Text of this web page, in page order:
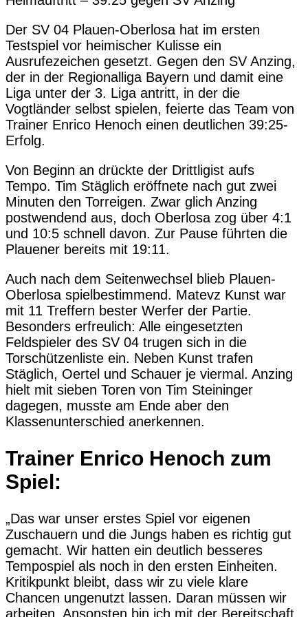
Der SV 04 Plauen-Oberlosa hat im ersten
Testspiel vor heimischer Kulisse ein
Ausrufezeichen gesetzt. Gegen den SV Anzing,
der in der Regionalliga Bayern und damit eine
Liga unter der 3. Liga antritt, in der die
Vogtländer selbst spielen, feierte das Team von
Trainer Enrico Henoch einen deutlichen 39:25-
Erfolg.
Von Beginn an drückte der Drittligist aufs
Tempo. Tim Stäglich eröffnete nach gut zwei
Minuten den Torreigen. Zwar glich Anzing
postwendend aus, doch Oberlosa zog über 4:1
und 10:5 schnell davon. Zur Pause führten die
Plauener bereits mit 19:11.
Auch nach dem Seitenwechsel blieb Plauen-
Oberlosa spielbestimmend. Matevz Kunst war
mit 11 Treffern bester Werfer der Partie.
Besonders erfreulich: Alle eingesetzten
Feldspieler des SV 04 trugen sich in die
Torschützenliste ein. Neben Kunst trafen
Stäglich, Oertel und Schauer je viermal. Anzing
hielt mit sieben Toren von Tim Steininger
dagegen, musste am Ende aber den
Klassenunterschied anerkennen.
Trainer Enrico Henoch zum
Spiel:
„Das war unser erstes Spiel vor eigenen
Zuschauern und die Jungs haben es richtig gut
gemacht. Wir hatten ein deutlich besseres
Tempospiel als noch in den ersten Einheiten.
Kritikpunkt bleibt, dass wir zu viele klare
Chancen ungenutzt lassen. Daran müssen wir
arbeiten. Ansonsten bin ich mit der Bereitschaft